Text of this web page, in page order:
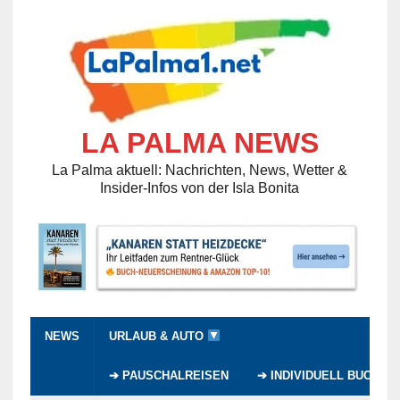
LA PALMA NEWS
La Palma aktuell: Nachrichten, News, Wetter &
Insider-Infos von der Isla Bonita
NEWS URLAUB & AUTO
➔ PAUSCHALREISEN ➔ INDIVIDUELL BUCHEN